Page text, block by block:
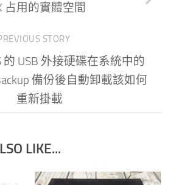
占用的實體空間
STORY
的 USB 外接硬碟在系統中的
備份後自動卸載該如何
重新掛載
LIKE...